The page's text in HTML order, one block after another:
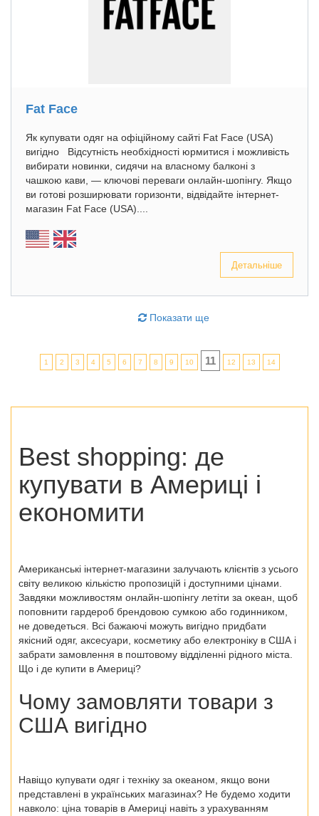
Fat Face
Як купувати одяг на офіційному сайті Fat Face (USA)
вигідно Відсутність необхідності юрмитися і можливість
вибирати новинки, сидячи на власному балконі з
чашкою кави, — ключові переваги онлайн-шопінгу. Якщо
ви готові розширювати горизонти, відвідайте інтернет-
магазин Fat Face (USA)....
Детальніше
Показати ще
1 2 3 4 5 6 7 8 9 10 11 12 13 14
Best shopping: де
купувати в Америці і
економити
Американські інтернет-магазини залучають клієнтів з усього
світу великою кількістю пропозицій і доступними цінами.
Завдяки можливостям онлайн-шопінгу летіти за океан, щоб
поповнити гардероб брендовою сумкою або годинником,
не доведеться. Всі бажаючі можуть вигідно придбати
якісний одяг, аксесуари, косметику або електроніку в США і
забрати замовлення в поштовому відділенні рідного міста.
Що і де купити в Америці?
Чому замовляти товари з
США вигідно
Навіщо купувати одяг і техніку за океаном, якщо вони
представлені в українських магазинах? Не будемо ходити
навколо: ціна товарів в Америці навіть з урахуванням